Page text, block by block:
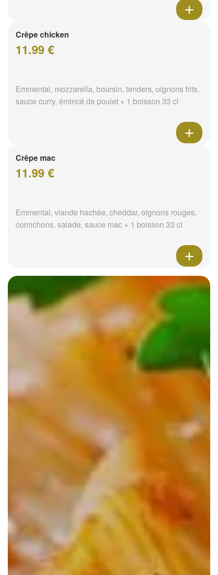
Crêpe chicken
11.99 €
Emmental, mozzarella, boursin, tenders, oignons frits,
sauce curry, émincé de poulet + 1 boisson 33 cl
Crêpe mac
11.99 €
Emmental, viande hachée, cheddar, oignons rouges,
cornichons, salade, sauce mac + 1 boisson 33 cl